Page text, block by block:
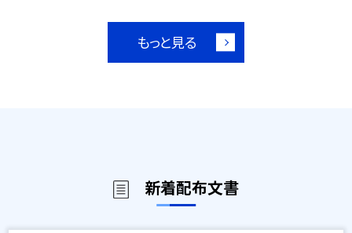
もっと見る
新着配布文書